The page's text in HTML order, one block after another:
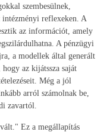
szembesülnek,
intézményi reflexeken. A
az információt, amely
A pénzügyi
a modellek által generált
az kijátssza saját
Még a jól
arról számolnak be,
zavartól.
Ez a megállapítás